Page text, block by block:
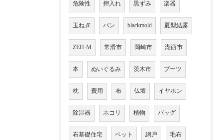
危険性 押入れ 黒ずみ 楽器
玉ねぎ パン blackmold 夏型結露
ZEH-M 常滑市 岡崎市 湖西市
本 ぬいぐるみ 茨木市 ブーツ
枕 費用 布 仏壇 イヤホン
除湿器 ホコリ 植物 バッグ
布基礎住宅 ベット 網戸 毛布